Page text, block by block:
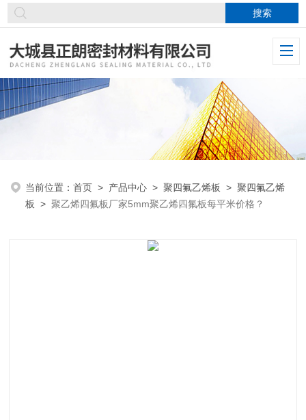
当前位置：首页 > 产品中心 >聚四氟乙烯板 >聚四氟乙烯
板
>聚乙烯四氟板厂家5mm聚乙烯四氟板每平米价格？